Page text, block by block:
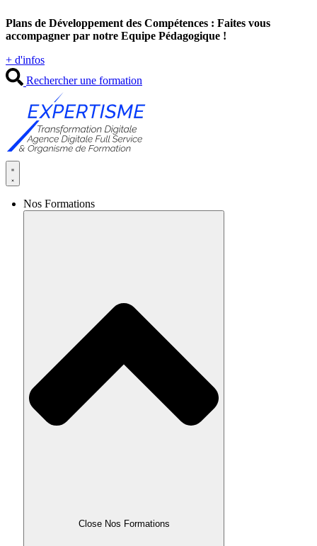
au
contenu
Plans de Développement des Compétences : Faites vous
accompagner par notre Equipe Pédagogique !
+ d'infos
Rechercher une formation
Nos Formations
Close Nos Formations